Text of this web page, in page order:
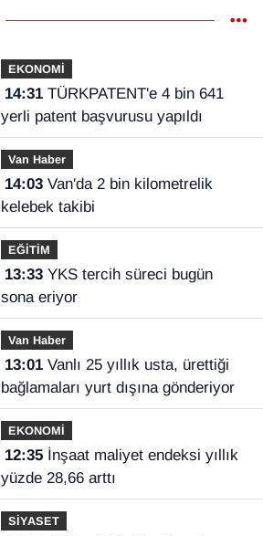
EKONOMİ
14:31TÜRKPATENT'e 4 bin 641
yerli patent başvurusu yapıldı
Van Haber
14:03Van'da 2 bin kilometrelik
kelebek takibi
EĞİTİM
13:33YKS tercih süreci bugün
sona eriyor
Van Haber
13:01Vanlı 25 yıllık usta, ürettiği
bağlamaları yurt dışına gönderiyor
EKONOMİ
12:35İnşaat maliyet endeksi yıllık
yüzde 28,66 arttı
SİYASET